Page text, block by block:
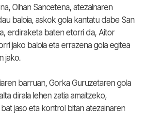
Oihan Sancetena, atezainaren
baloia, askok gola kantatu dabe San
erdiraketa baten etorri da, Aitor
jako baloia eta errazena gola egitea
jako.
barruan, Gorka Guruzetaren gola
dirala lehen zatia amaitzeko,
jaso eta kontrol bitan atezainaren